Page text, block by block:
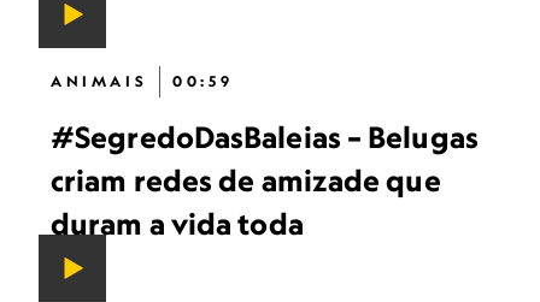
ANIMAIS 00:59
#SegredoDasBaleias – Belugas
criam redes de amizade que
duram a vida toda